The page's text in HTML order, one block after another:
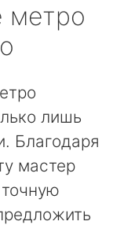
метро
лишь
Благодаря
мастер